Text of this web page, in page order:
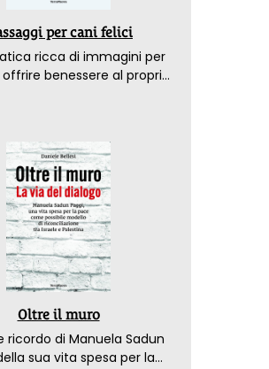
per cani felici
ricca di immagini per
benessere al proprio
Oltre il muro
ricordo di Manuela Sadun
sua vita spesa per la